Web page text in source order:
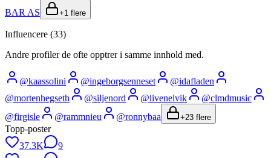
BAR AS +1 flere
Influencere (33)
Andre profiler de ofte opptrer i samme innhold med.
@kaassolini @ingeborgsenneset @idafladen
@mortenhegseth @siljenord @livenelvik @clmdmusic
@firgisle @rammnieu @ronnybaa +23 flere
Topp-poster
37.3K
9